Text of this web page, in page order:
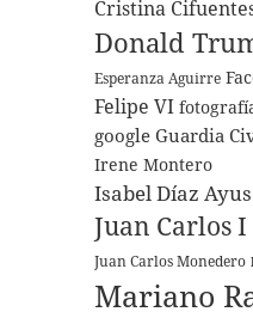
Cristina
Donald
Esperanza Aguirre
Felipe VI
google Guardia
Irene Montero
Isabel Díaz
Juan Carlos I
Juan Carlos Monedero
Mariano